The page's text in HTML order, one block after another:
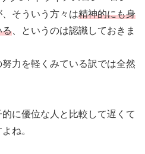
そういう方々は精神的にも身
る 、というのは認識しておきま
力を軽くみている訳では全然
に優位な人と比較して遅くて
ね。